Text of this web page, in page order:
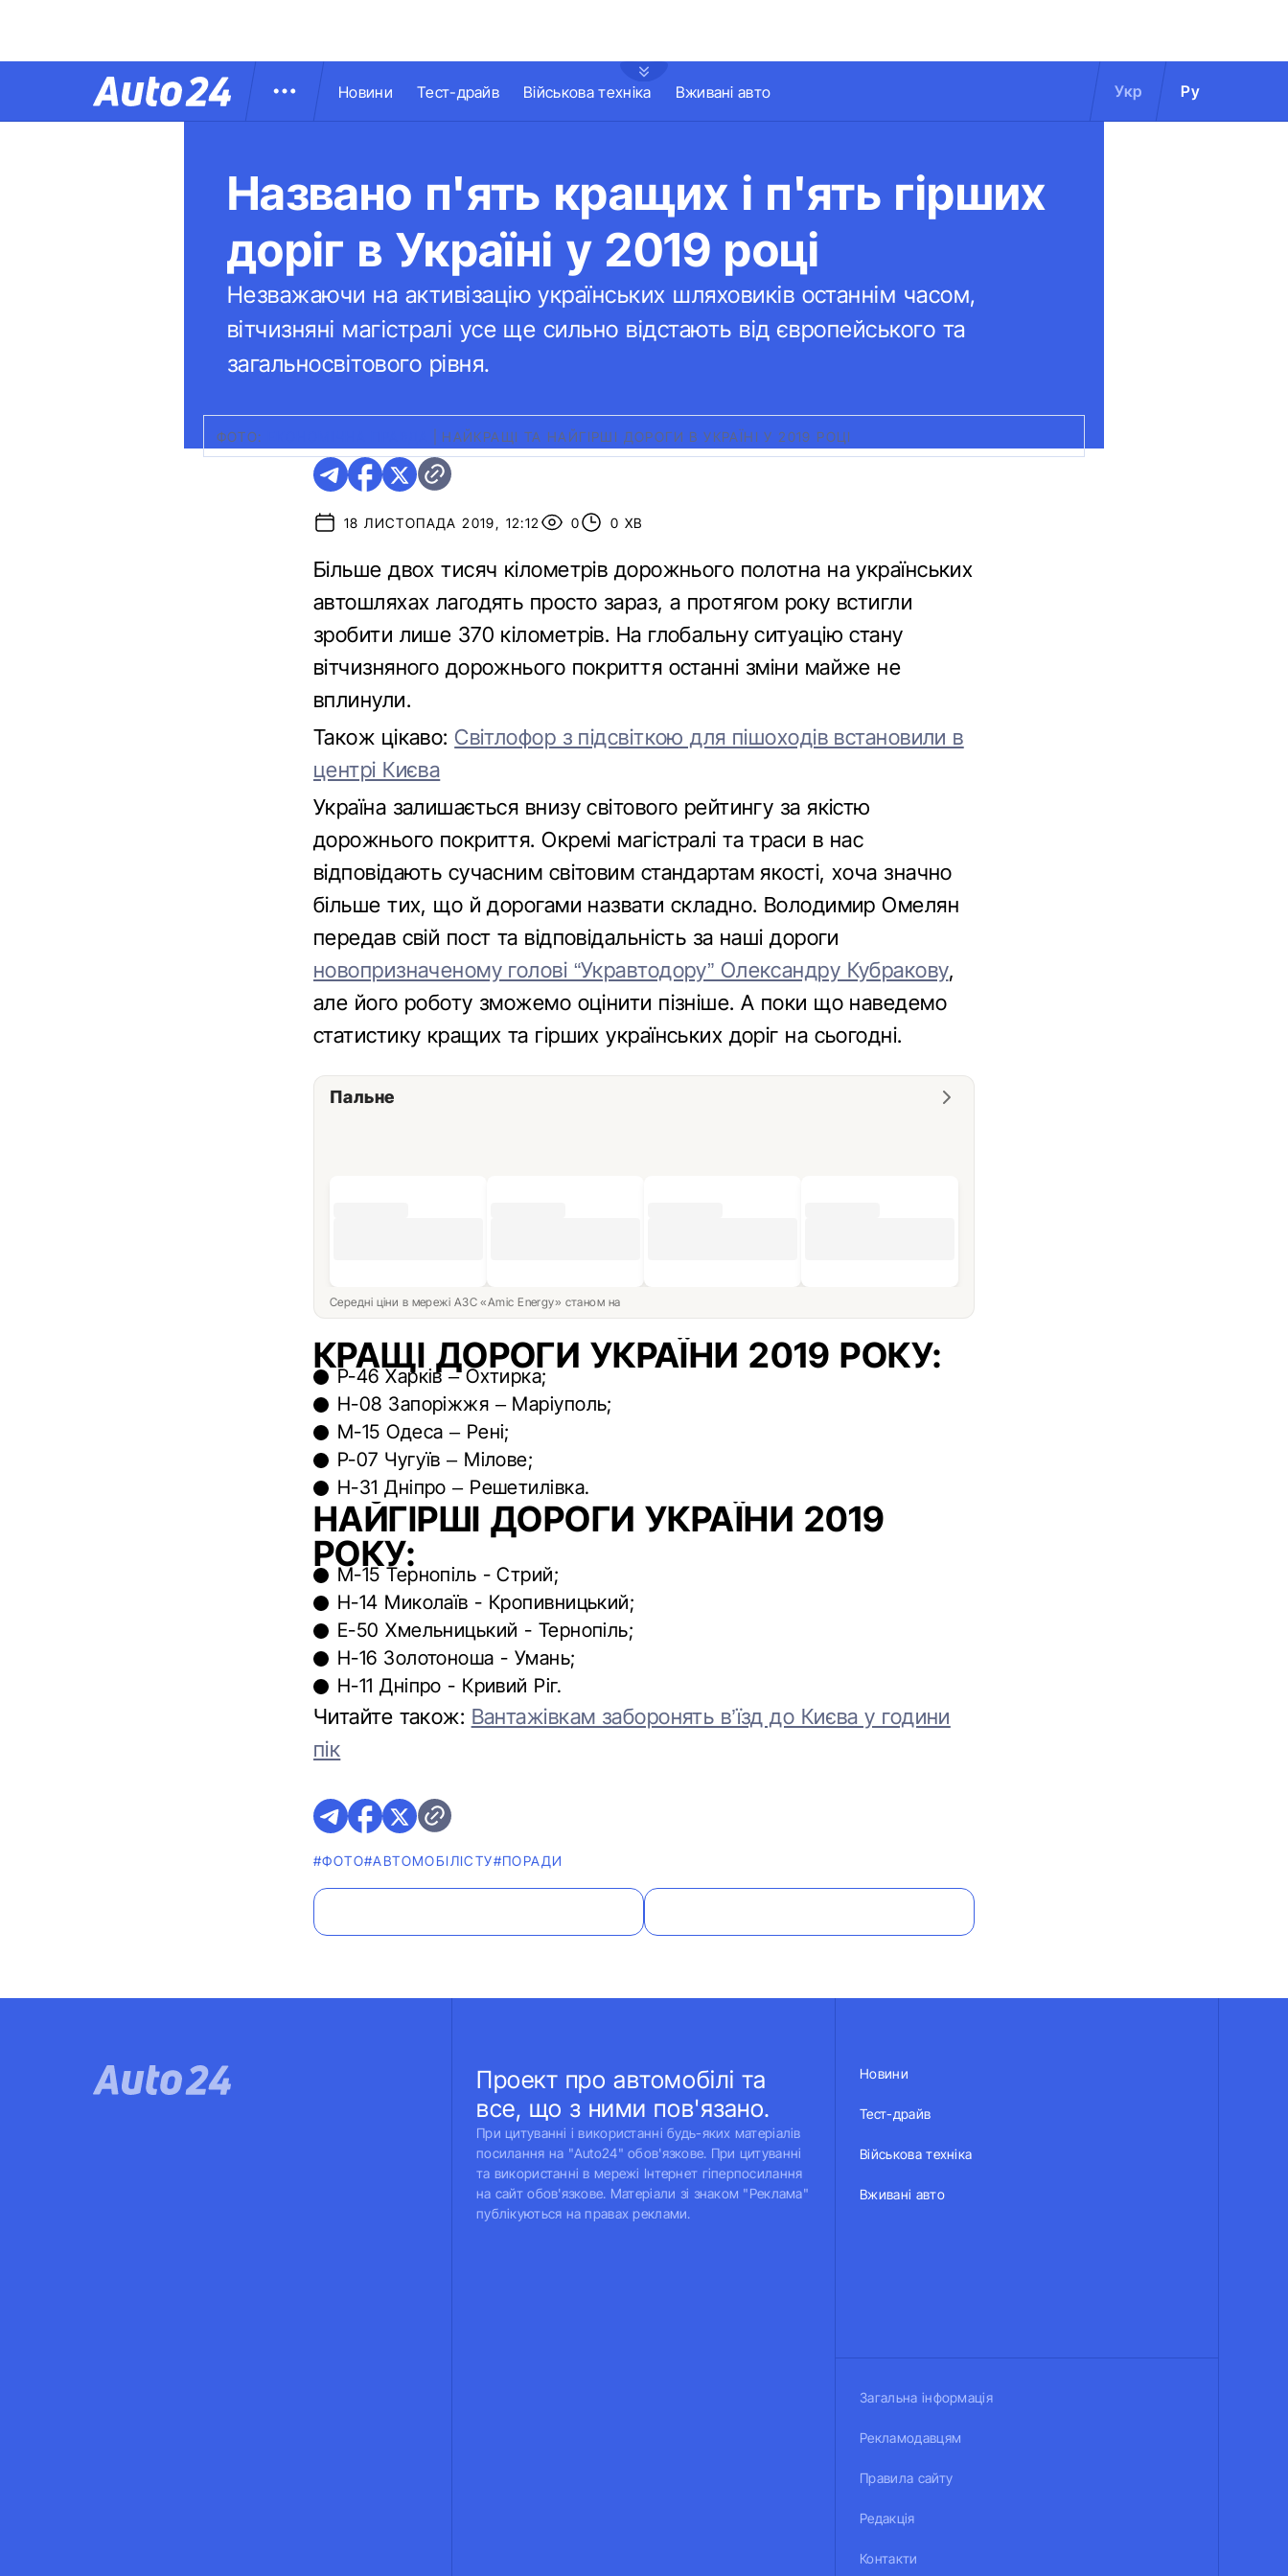
Новини Тест-драйв Військова техніка Вживані авто Укр Ру
Названо п'ять кращих і п'ять гірших
доріг в Україні у 2019 році
Незважаючи на активізацію українських шляховиків останнім часом,
вітчизняні магістралі усе ще сильно відстають від європейського та
загальносвітового рівня.
ФОТО: НАЙКРАЩІ ТА НАЙГІРШІ ДОРОГИ В УКРАЇНІ У 2019 РОЦІ
18 ЛИСТОПАДА 2019, 12:12 0 0 ХВ
Більше двох тисяч кілометрів дорожнього полотна на українських
автошляхах лагодять просто зараз, а протягом року встигли
зробити лише 370 кілометрів. На глобальну ситуацію стану
вітчизняного дорожнього покриття останні зміни майже не
вплинули.
Також цікаво:Світлофор з підсвіткою для пішоходів встановили в
центрі Києва
Україна залишається внизу світового рейтингу за якістю
дорожнього покриття. Окремі магістралі та траси в нас
відповідають сучасним світовим стандартам якості, хоча значно
більше тих, що й дорогами назвати складно. Володимир Омелян
передав свій пост та відповідальність за наші дороги
новопризначеному голові “Укравтодору” Олександру Кубракову,
але його роботу зможемо оцінити пізніше. А поки що наведемо
статистику кращих та гірших українських доріг на сьогодні.
Пальне
Середні ціни в мережі АЗС «Amic Energy» станом на
КРАЩІ ДОРОГИ УКРАЇНИ 2019 РОКУ:
Р-46 Харків – Охтирка;
Н-08 Запоріжжя – Маріуполь;
М-15 Одеса – Рені;
Р-07 Чугуїв – Мілове;
Н-31 Дніпро – Решетилівка.
НАЙГІРШІ ДОРОГИ УКРАЇНИ 2019
РОКУ:
М-15 Тернопіль - Стрий;
Н-14 Миколаїв - Кропивницький;
Е-50 Хмельницький - Тернопіль;
Н-16 Золотоноша - Умань;
Н-11 Дніпро - Кривий Ріг.
Читайте також: Вантажівкам заборонять в’їзд до Києва у години
пік
#ФОТО#АВТОМОБІЛІСТУ#ПОРАДИ
Проект про автомобілі та
все, що з ними пов'язано.
При цитуванні і використанні будь-яких матеріалів
посилання на "Auto24" обов'язкове. При цитуванні
та використанні в мережі Інтернет гіперпосилання
на сайт обов'язкове. Матеріали зі знаком "Реклама"
публікуються на правах реклами.
Новини
Тест-драйв
Військова техніка
Вживані авто
Загальна інформація
Рекламодавцям
Правила сайту
Редакція
Контакти